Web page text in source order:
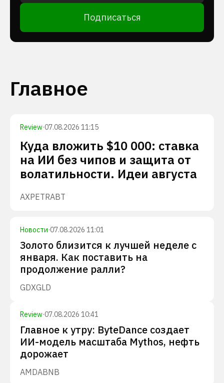
Подписаться
Главное
Review·07.08.2026 11:15
Куда вложить $10 000: ставка
на ИИ без чипов и защита от
волатильности. Идеи августа
AXPETRABT
Новости·07.08.2026 11:01
Золото близится к лучшей неделе с
января. Как поставить на
продолжение ралли?
GDXGLD
Review·07.08.2026 10:41
Главное к утру: ByteDance создает
ИИ-модель масштаба Mythos, нефть
дорожает
AMDABNB